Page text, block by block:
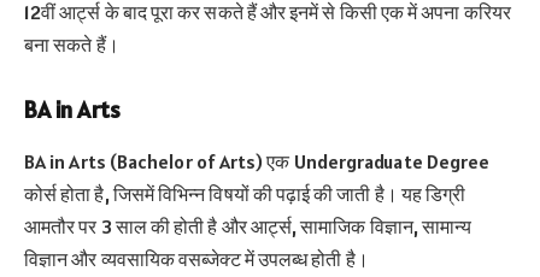
12वीं आर्ट्स के बाद पूरा कर सकते हैं और इनमें से किसी एक में अपना करियर
बना सकते हैं।
BA in Arts
BA in Arts (Bachelor of Arts) एक Undergraduate Degree
कोर्स होता है, जिसमें विभिन्न विषयों की पढ़ाई की जाती है। यह डिग्री
आमतौर पर 3 साल की होती है और आर्ट्स, सामाजिक विज्ञान, सामान्य
विज्ञान और व्यवसायिक वसब्जेक्ट में उपलब्ध होती है।